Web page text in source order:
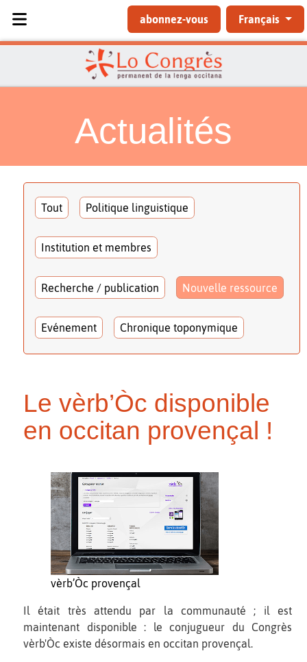
abonnez-vous Français
Actualités
Tout Politique linguistique
Institution et membres
Recherche / publication Nouvelle ressource
Evénement Chronique toponymique
Le vèrb’Òc disponible
en occitan provençal !
vèrb’Òc provençal
Il était très attendu par la communauté ; il est
maintenant disponible : le conjugueur du Congrès
vèrb'Òc existe désormais en occitan provençal.